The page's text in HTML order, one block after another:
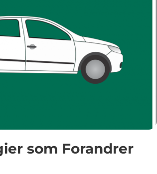
som Forandrer